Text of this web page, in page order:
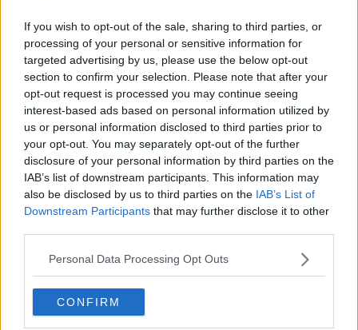
If you wish to opt-out of the sale, sharing to third parties, or
processing of your personal or sensitive information for
targeted advertising by us, please use the below opt-out
section to confirm your selection. Please note that after your
opt-out request is processed you may continue seeing
interest-based ads based on personal information utilized by
us or personal information disclosed to third parties prior to
your opt-out. You may separately opt-out of the further
disclosure of your personal information by third parties on the
IAB’s list of downstream participants. This information may
also be disclosed by us to third parties on the IAB’s List of
Downstream Participants that may further disclose it to other
Personal Data Processing Opt Outs
CONFIRM
sei accorpamenti di filiale: Via Monte Falco, Via Veneto e Viale S.
Margherita, saranno accorpate alla sede cittadina di Via Roma;
Olmo e Alberoro, saranno accorpate alla filiale di Pieve al Toppo; la
filiale di Capolona andrà infine con quella di Subbiano. Quest’ultima
aggregazione avverrà attorno alla metà di ottobre, mentre le altre
cinque verso la metà di dicembre. Andando ad approfondire,
vediamo come – tra le sei filiali in vista di chiusura – ben quattro
sono dell’ex Ubi Banca (e, quindi, ex BancaEtruria): Via Monte
Falco, Olmo, Alberoro e Capolona".
si prese nella provincia 16 filiali UBI (ex Etruria), ma tra
chiusure e accorpamenti contestuali al passaggio, solo sette
restarono autonome; ora, di queste sette, altre quattro ne
chiudono. Così, in seno a ISP, la presenza delle ex filiali Ubi (ex
Etruria) si è ridotta in meno di tre mesi da 16 a 3".